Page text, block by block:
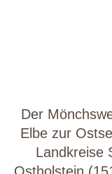
Der
Elbe zur
Landkreise